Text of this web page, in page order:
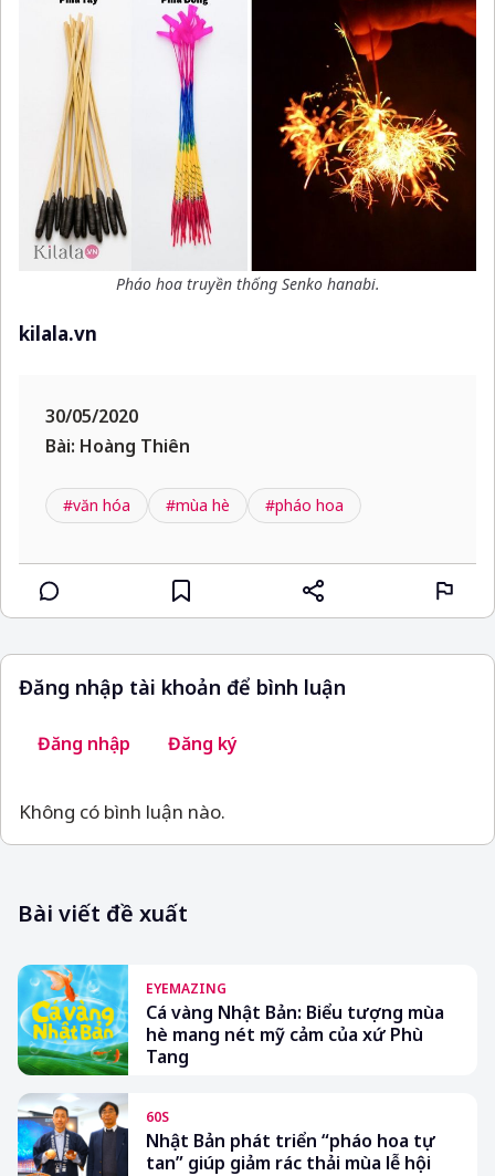
Pháo hoa truyền thống Senko hanabi.
kilala.vn
30/05/2020
Bài: Hoàng Thiên
#văn hóa #mùa hè #pháo hoa
Đăng nhập tài khoản để bình luận
Đăng nhập Đăng ký
Không có bình luận nào.
Bài viết đề xuất
EYEMAZING
Cá vàng Nhật Bản: Biểu tượng mùa
hè mang nét mỹ cảm của xứ Phù
Tang
60S
Nhật Bản phát triển “pháo hoa tự
tan” giúp giảm rác thải mùa lễ hội